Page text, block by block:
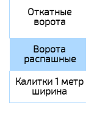
Откатные
ворота
Ворота
распашные
Калитки 1 метр
ширина